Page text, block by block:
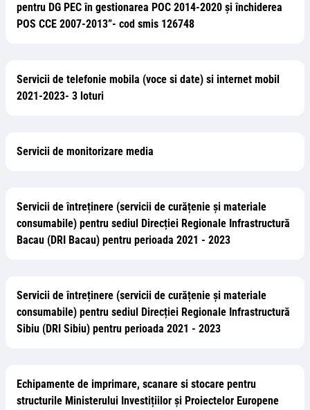
pentru DG PEC în gestionarea POC 2014-2020 și închiderea
POS CCE 2007-2013”- cod smis 126748
Servicii de telefonie mobila (voce si date) si internet mobil
2021-2023- 3 loturi
Servicii de monitorizare media
Servicii de întreținere (servicii de curățenie și materiale
consumabile) pentru sediul Direcției Regionale Infrastructură
Bacau (DRI Bacau) pentru perioada 2021 - 2023
Servicii de întreținere (servicii de curățenie și materiale
consumabile) pentru sediul Direcției Regionale Infrastructură
Sibiu (DRI Sibiu) pentru perioada 2021 - 2023
Echipamente de imprimare, scanare si stocare pentru
structurile Ministerului Investițiilor și Proiectelor Europene